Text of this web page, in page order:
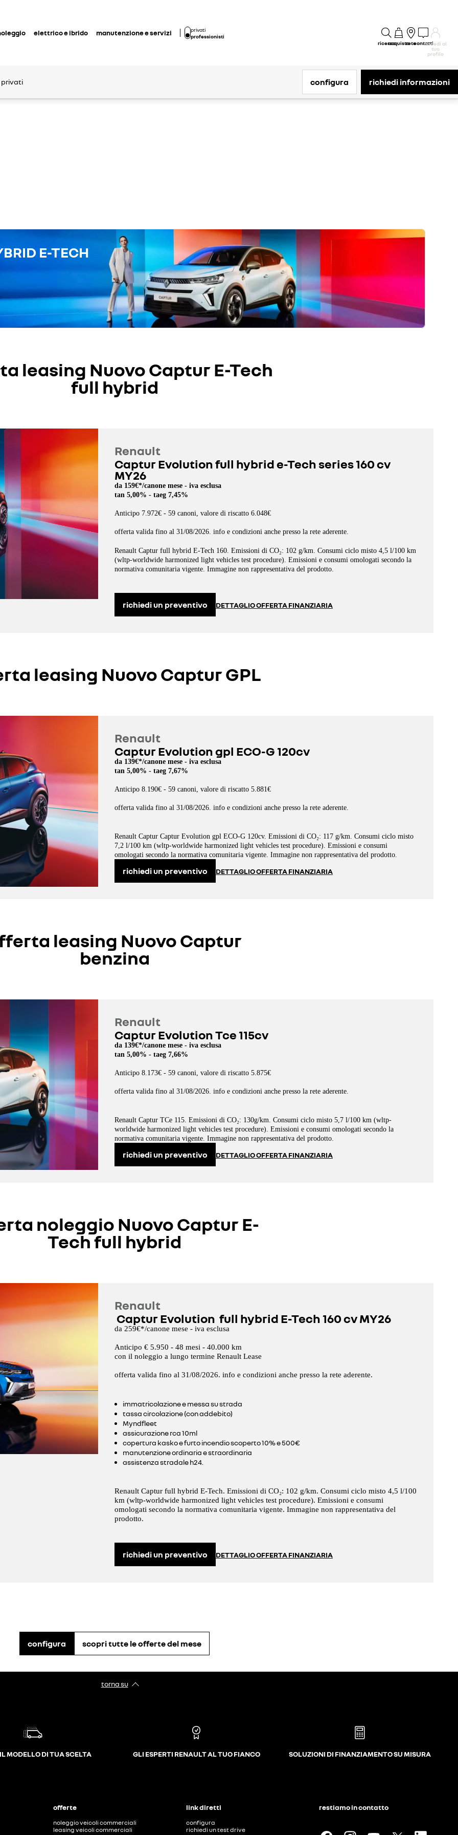
elettrico e ibrido manutenzione e servizi
privati
professionisti
ricercaacquistoretecontattiaccedi al
tuo
profilo
privati configura richiedi informazioni
E-TECH​
leasing Nuovo Captur E-Tech
full hybrid
Renault
Captur Evolution full hybrid e-Tech series 160 cv
MY26
da 159€*/canone mese - iva esclusa
tan 5,00% - taeg 7,45%
Anticipo 7.972€ - 59 canoni, valore di riscatto 6.048€
offerta valida fino al 31/08/2026. info e condizioni anche presso la rete aderente.
Renault Captur full hybrid E-Tech 160. Emissioni di CO₂: 102 g/km. Consumi ciclo misto 4,5 l/100 km
(wltp-worldwide harmonized light vehicles test procedure). Emissioni e consumi omologati secondo la
normativa comunitaria vigente. Immagine non rappresentativa del prodotto.
richiedi un preventivo DETTAGLIO OFFERTA FINANZIARIA
leasing Nuovo Captur GPL
Renault
Captur Evolution gpl ECO-G 120cv
da 139€*/canone mese - iva esclusa
tan 5,00% - taeg 7,67%
Anticipo 8.190€ - 59 canoni, valore di riscatto 5.881€
offerta valida fino al 31/08/2026. info e condizioni anche presso la rete aderente.
Renault Captur Captur Evolution gpl ECO-G 120cv. Emissioni di CO₂: 117 g/km. Consumi ciclo misto
7,2 l/100 km (wltp-worldwide harmonized light vehicles test procedure). Emissioni e consumi
omologati secondo la normativa comunitaria vigente. Immagine non rappresentativa del prodotto.
richiedi un preventivo DETTAGLIO OFFERTA FINANZIARIA
leasing Nuovo Captur
benzina
Renault
Captur Evolution Tce 115cv
da 139€*/canone mese - iva esclusa
tan 5,00% - taeg 7,66%
Anticipo 8.173€ - 59 canoni, valore di riscatto 5.875€
offerta valida fino al 31/08/2026. info e condizioni anche presso la rete aderente.
Renault Captur TCe 115. Emissioni di CO₂: 130g/km. Consumi ciclo misto 5,7 l/100 km (wltp-
worldwide harmonized light vehicles test procedure). Emissioni e consumi omologati secondo la
normativa comunitaria vigente. Immagine non rappresentativa del prodotto.
richiedi un preventivo DETTAGLIO OFFERTA FINANZIARIA
noleggio Nuovo Captur E-
Tech full hybrid
Renault
Captur Evolution full hybrid E-Tech 160 cv MY26
da 259€*/canone mese - iva esclusa
Anticipo € 5.950 - 48 mesi - 40.000 km
con il noleggio a lungo termine Renault Lease
offerta valida fino al 31/08/2026. info e condizioni anche presso la rete aderente.
immatricolazione e messa su strada
tassa circolazione (con addebito)
Myndfleet
assicurazione rca 10ml
copertura kasko e furto incendio scoperto 10% e 500€
manutenzione ordinaria e straordinaria
assistenza stradale h24.
Renault Captur full hybrid E-Tech. Emissioni di CO₂: 102 g/km. Consumi ciclo misto 4,5 l/100
km (wltp-worldwide harmonized light vehicles test procedure). Emissioni e consumi
omologati secondo la normativa comunitaria vigente. Immagine non rappresentativa del
prodotto.
richiedi un preventivo DETTAGLIO OFFERTA FINANZIARIA
configura scopri tutte le offerte del mese
torna su
MODELLO DI TUA SCELTA GLI ESPERTI RENAULT AL TUO FIANCO SOLUZIONI DI FINANZIAMENTO SU MISURA
offerte
noleggio veicoli commerciali
leasing veicoli commerciali
link diretti
configura
richiedi un test drive
restiamo in contatto